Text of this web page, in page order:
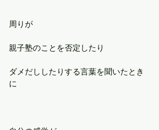
周りが
親子塾のことを否定したり
ダメだししたりする言葉を聞いたとき
に